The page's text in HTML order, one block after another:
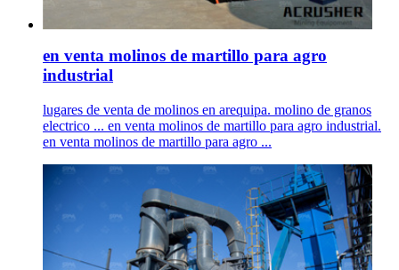
en venta molinos de martillo para agro
industrial
lugares de venta de molinos en arequipa. molino de granos
electrico ... en venta molinos de martillo para agro industrial.
en venta molinos de martillo para agro ...